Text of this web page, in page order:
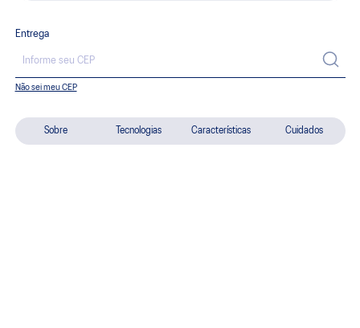
Sobre Tecnologias Características Cuidados
Entrega
Não sei meu CEP